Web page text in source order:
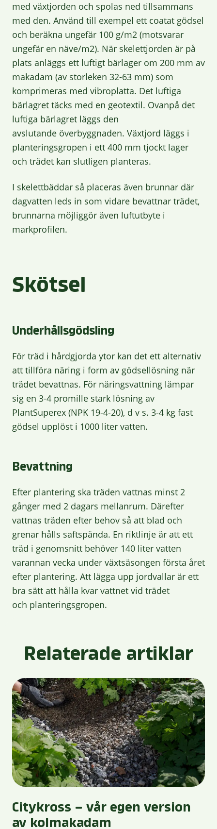
med växtjorden och spolas ned tillsammans
med den. Använd till exempel ett coatat gödsel
och beräkna ungefär 100 g/m2 (motsvarar
ungefär en näve/m2). När skelettjorden är på
plats anläggs ett luftigt bärlager om 200 mm av
makadam (av storleken 32-63 mm) som
komprimeras med vibroplatta. Det luftiga
bärlagret täcks med en geotextil. Ovanpå det
luftiga bärlagret läggs den
avslutande överbyggnaden. Växtjord läggs i
planteringsgropen i ett 400 mm tjockt lager
och trädet kan slutligen planteras.
I skelettbäddar så placeras även brunnar där
dagvatten leds in som vidare bevattnar trädet,
brunnarna möjliggör även luftutbyte i
markprofilen.
Skötsel
Underhållsgödsling
För träd i hårdgjorda ytor kan det ett alternativ
att tillföra näring i form av gödsellösning när
trädet bevattnas. För näringsvattning lämpar
sig en 3-4 promille stark lösning av
PlantSuperex (NPK 19-4-20), d v s. 3-4 kg fast
gödsel upplöst i 1000 liter vatten.
Bevattning
Efter plantering ska träden vattnas minst 2
gånger med 2 dagars mellanrum. Därefter
vattnas träden efter behov så att blad och
grenar hålls saftspända. En riktlinje är att ett
träd i genomsnitt behöver 140 liter vatten
varannan vecka under växtsäsongen första året
efter plantering. Att lägga upp jordvallar är ett
bra sätt att hålla kvar vattnet vid trädet
och planteringsgropen.
Relaterade artiklar
Citykross – vår egen version
av kolmakadam